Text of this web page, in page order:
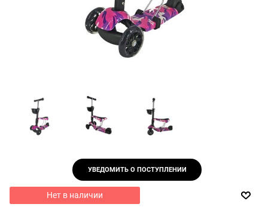
УВЕДОМИТЬ О ПОСТУПЛЕНИИ
Нет в наличии